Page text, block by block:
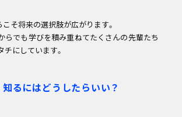
そ将来の選択肢が広がります。
らでも学びを積み重ねてたくさんの先輩たち
にしています。
るにはどうしたらいい？